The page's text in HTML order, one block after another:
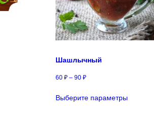
Шашлычный
60₽ –90₽
Выберите параметрытовар